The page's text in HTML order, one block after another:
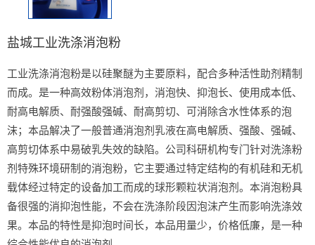
盐城工业洗涤消泡粉
工业洗涤消泡粉是以硅聚醚为主要原料，配合多种活性助剂精制
而成。是一种高效粉体消泡剂，消泡快、抑泡长、使用成本低、
耐高电解质、耐强酸强碱、耐高剪切、可消除含水性体系的泡
沫；本品解决了一般普通消泡剂乳液在高电解质、强酸、强碱、
高剪切体系中易破乳失效的缺陷。公司科研机构专门针对洗涤粉
剂特殊环境研制的消泡粉，它主要通过特定结构的有机硅和无机
载体经过特定的设备加工而成的球形颗粒状消泡剂。本消泡粉具
备很强的消抑泡性能，不会在洗涤阶段因泡沫产生而影响洗涤效
果。本品的特性是抑泡时间长，本品用量少，价格低廉，是一种